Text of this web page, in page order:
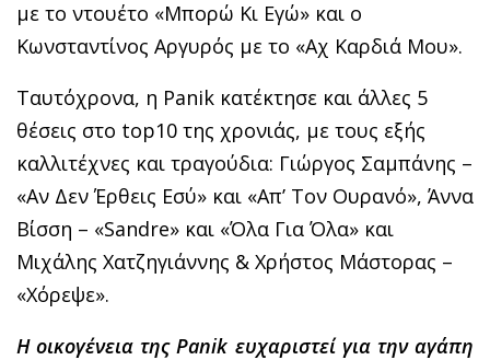
με το ντουέτο «Μπορώ Κι Εγώ» και ο
Κωνσταντίνος Αργυρός με το «Αχ Καρδιά Μου».
Ταυτόχρονα, η Panik κατέκτησε και άλλες 5
θέσεις στο top10 της χρονιάς, με τους εξής
καλλιτέχνες και τραγούδια: Γιώργος Σαμπάνης –
«Αν Δεν Έρθεις Εσύ» και «Απ’ Τον Ουρανό», Άννα
Βίσση – «Sandre» και «Όλα Για Όλα» και
Μιχάλης Χατζηγιάννης & Χρήστος Μάστορας –
«Χόρεψε».
Η οικογένεια της Panik ευχαριστεί για την αγάπη